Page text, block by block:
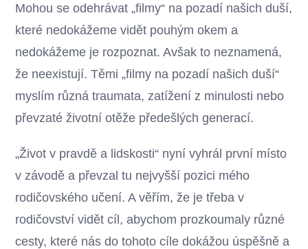
Mohou se odehrávat „filmy“ na pozadí našich duší,
které nedokážeme vidět pouhým okem a
nedokážeme je rozpoznat. Avšak to neznamená,
že neexistují. Těmi „filmy na pozadí našich duší“
myslím různá traumata, zatížení z minulosti nebo
převzaté životní otěže předešlých generací.
„Život v pravdě a lidskosti“ nyní vyhrál první místo
v závodě a převzal tu nejvyšší pozici mého
rodičovského učení. A věřím, že je třeba v
rodičovství vidět cíl, abychom prozkoumaly různé
cesty, které nás do tohoto cíle dokážou úspěšně a